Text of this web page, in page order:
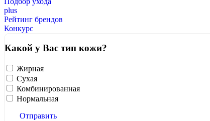
plus
Рейтинг брендов
Конкурс
Какой у Вас тип кожи?
Жирная
Сухая
Комбинированная
Нормальная
Отправить